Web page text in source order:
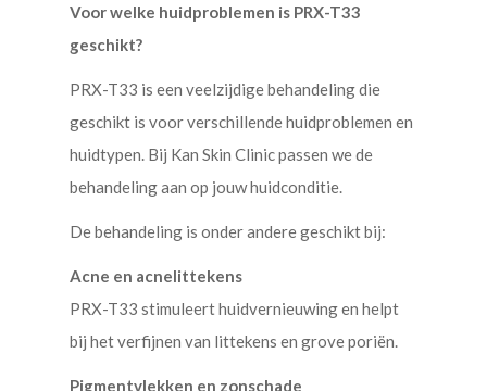
Voor welke huidproblemen is PRX-T33
geschikt?
PRX-T33 is een veelzijdige behandeling die
geschikt is voor verschillende huidproblemen en
huidtypen. Bij Kan Skin Clinic passen we de
behandeling aan op jouw huidconditie.
De behandeling is onder andere geschikt bij:
Acne en acnelittekens
PRX-T33 stimuleert huidvernieuwing en helpt
bij het verfijnen van littekens en grove poriën.
Pigmentvlekken en zonschade